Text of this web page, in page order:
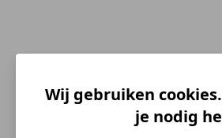
Wij gebruiken
je nodig